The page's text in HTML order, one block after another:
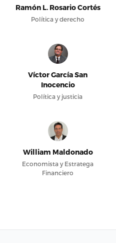
Ramón L. Rosario Cortés
Política y derecho
Víctor García San
Inocencio
Política y justicia
William Maldonado
Economista y Estratega
Financiero